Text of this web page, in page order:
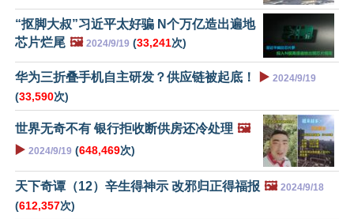
“抠脚大叔”习近平太好骗 N个万亿造出遍地
芯片烂尾 🖼️ 2024/9/19 (33,241次)
华为三折叠手机自主研发？供应链被起底！ ▶️ 2024/9/19
(33,590次)
世界无奇不有 银行拒收断供房还冷处理 🖼️
▶️ 2024/9/19 (648,469次)
天下奇谭（12）辛生得神示 改邪归正得福报 🖼️ 2024/9/18
(612,357次)